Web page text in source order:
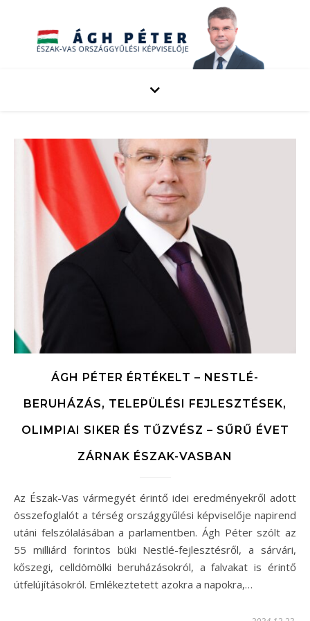
ÁGH PÉTER ÉRTÉKELT – NESTLÉ-
BERUHÁZÁS, TELEPÜLÉSI FEJLESZTÉSEK,
OLIMPIAI SIKER ÉS TŰZVÉSZ – SŰRŰ ÉVET
ZÁRNAK ÉSZAK-VASBAN
Az Észak-Vas vármegyét érintő idei eredményekről adott
összefoglalót a térség országgyűlési képviselője napirend
utáni felszólalásában a parlamentben. Ágh Péter szólt az
55 milliárd forintos büki Nestlé-fejlesztésről, a sárvári,
kőszegi, celldömölki beruházásokról, a falvakat is érintő
útfelújításokról. Emlékeztetett azokra a napokra,…